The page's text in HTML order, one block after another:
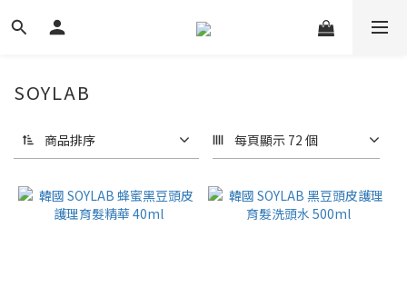
SOYLAB
商品排序 每頁顯示 72 個